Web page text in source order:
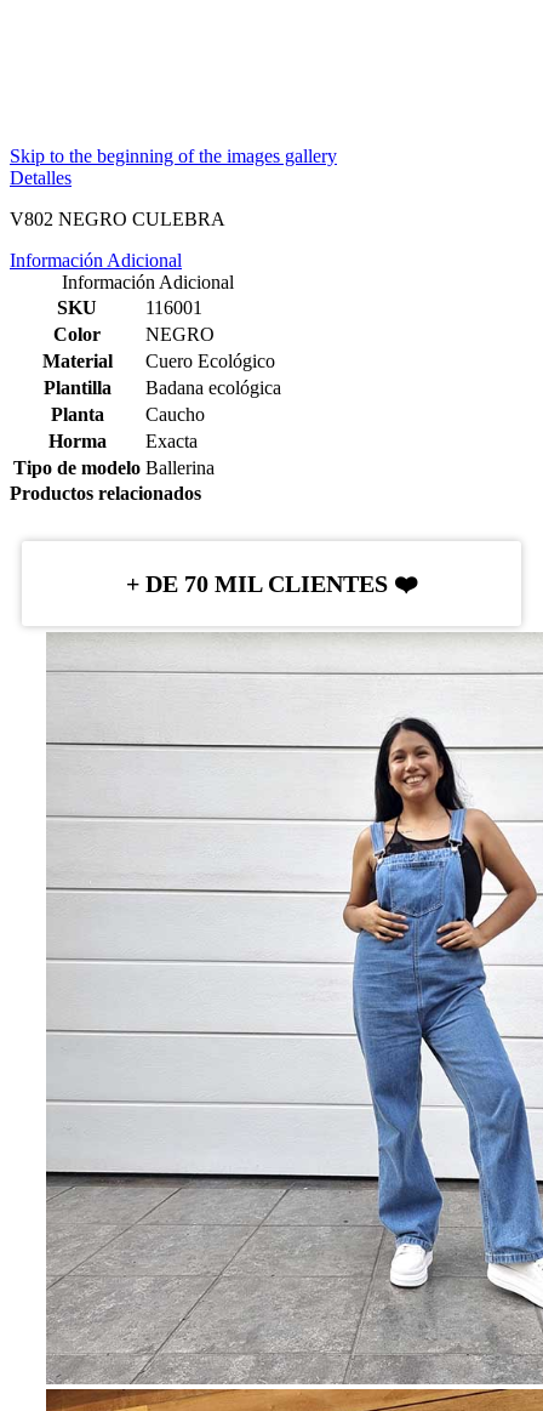
Skip to the beginning of the images gallery
Detalles
V802 NEGRO CULEBRA
Información Adicional
Información Adicional
SKU
116001
Color
NEGRO
Material
Cuero Ecológico
Plantilla
Badana ecológica
Planta
Caucho
Horma
Exacta
Tipo de modelo Ballerina
Productos relacionados
+ DE 70 MIL CLIENTES ❤️